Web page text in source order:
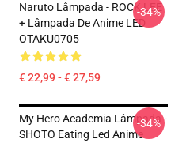
Naruto Lâmpada - ROCK LEE
+ Lâmpada De Anime LED
OTAKU0705
€ 22,99 - € 27,59
-34%
My Hero Academia Lâmpada -
SHOTO Eating Led Anime
-34%